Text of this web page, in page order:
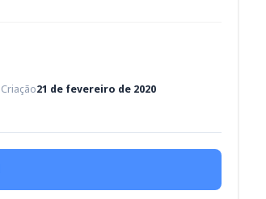
21 de fevereiro de 2020